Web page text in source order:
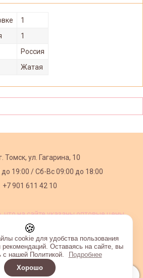
1
1
Россия
Жатая
Томск, ул. Гагарина, 10
до 19:00 /Сб-Вс 09:00 до 18:00
+7 901 611 42 10
что на сайте указаны оптовые цены,
магазин создан на InSales
🍪
cookie для удобства пользования
Оставаясь на сайте, вы
с нашей Политикой.
Подробнее
Хорошо